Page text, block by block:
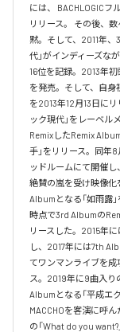
には、 BACHLOGICフ
リリース。 その後、
黙。そして、2011年
代」がインディーズな
16位を記録。2013年
を発売。そして、自身
を2013年12月13日に
ック現代」をレーベル
RemixしたRemix
手」をリリース。同年
ッドルームにて開催
絶賛の嵐を受け映像化
Albumとなる「如雨露
時点で3rd Albumの
リースした。2015年
し、2017年には7th
てワンマンライブを成
ス。2019年に9曲入り
Albumとなる「平成エ
MACCHOを客演に呼
の「What do you